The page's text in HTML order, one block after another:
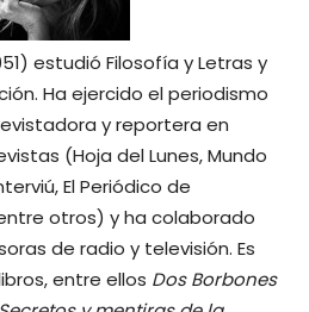
estudió Filosofía y Letras y
Ha ejercido el periodismo
y reportera en
(Hoja del Lunes, Mundo
El Periódico de
otros) y ha colaborado
de radio y televisión. Es
entre ellos Dos Borbones